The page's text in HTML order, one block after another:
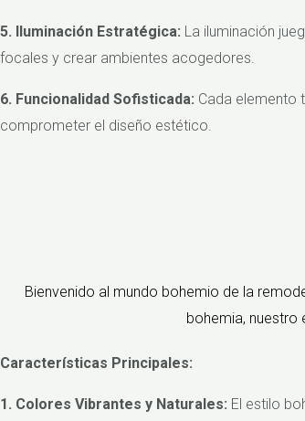
5. Iluminación Estratégica: La iluminación
focales y crear ambientes acogedores.
6. Funcionalidad Sofisticada: Cada elemento
comprometer el diseño estético.
Bienvenido al mundo bohemio de la
bohemia, nuestro
Características Principales:
1. Colores Vibrantes y Naturales: El estilo